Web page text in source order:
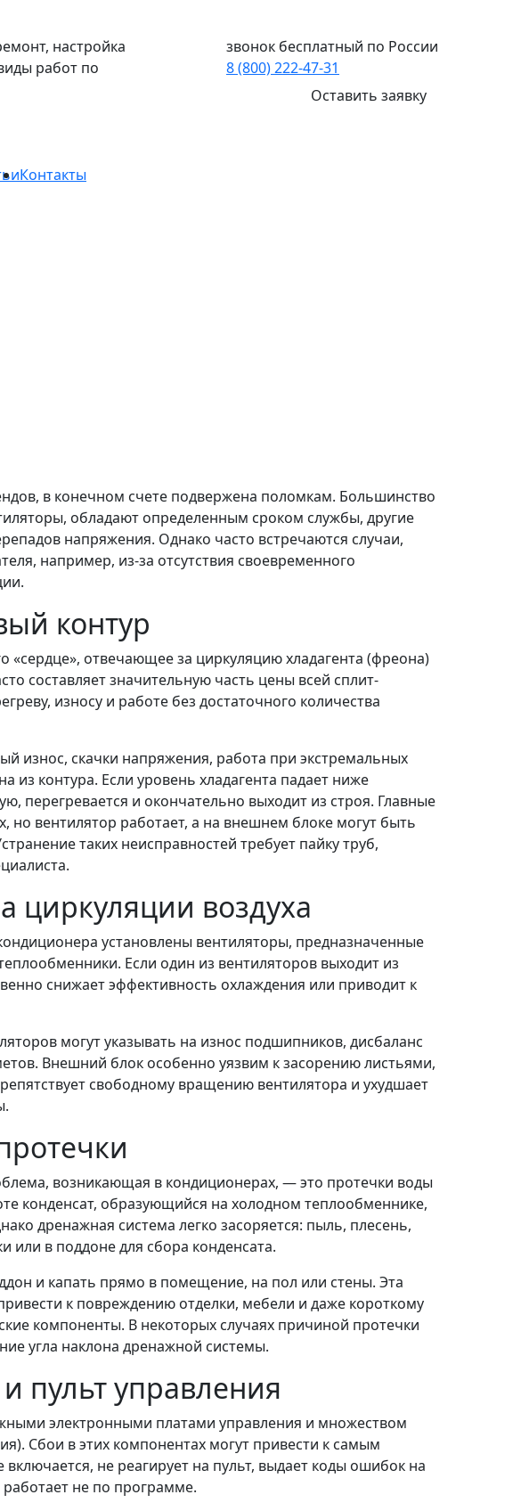
настройка
работ по
звонок бесплатный по России
8 (800) 222-47-31
Оставить заявку
Контакты
в конечном счете подвержена поломкам. Большинство
обладают определенным сроком службы, другие
напряжения. Однако часто встречаются случаи,
например, из-за отсутствия своевременного
контур
отвечающее за циркуляцию хладагента (фреона)
составляет значительную часть цены всей сплит-
износу и работе без достаточного количества
износ, скачки напряжения, работа при экстремальных
из контура. Если уровень хладагента падает ниже
перегревается и окончательно выходит из строя. Главные
но вентилятор работает, а на внешнем блоке могут быть
таких неисправностей требует пайку труб,
циркуляции воздуха
установлены вентиляторы, предназначенные
Если один из вентиляторов выходит из
снижает эффективность охлаждения или приводит к
могут указывать на износ подшипников, дисбаланс
Внешний блок особенно уязвим к засорению листьями,
свободному вращению вентилятора и ухудшает
возникающая в кондиционерах, — это протечки воды
конденсат, образующийся на холодном теплообменнике,
дренажная система легко засоряется: пыль, плесень,
или в поддоне для сбора конденсата.
и капать прямо в помещение, на пол или стены. Эта
к повреждению отделки, мебели и даже короткому
компоненты. В некоторых случаях причиной протечки
угла наклона дренажной системы.
пульт управления
электронными платами управления и множеством
Сбои в этих компонентах могут привести к самым
не реагирует на пульт, выдает коды ошибок на
не по программе.